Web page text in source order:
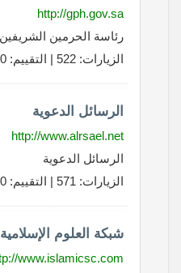
http://gph.gov.sa
رئاسة الحرمين الشريفين
الزيارات: 522 | التقييم: 0 | المقيّمين: 0
الرسائل الدعوية
http://www.alrsael.net
الرسائل الدعوية
الزيارات: 571 | التقييم: 0 | المقيّمين: 0
شبكة العلوم الإسلامية
http://www.islamicsc.com